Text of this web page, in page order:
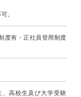
。
度有・正社員登用制度
高校生及び大学受験